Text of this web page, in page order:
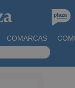
COMARCAS